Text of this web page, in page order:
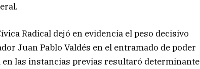
Radical dejó en evidencia el peso decisivo
Juan Pablo Valdés en el entramado de poder
las instancias previas resultaró determinante